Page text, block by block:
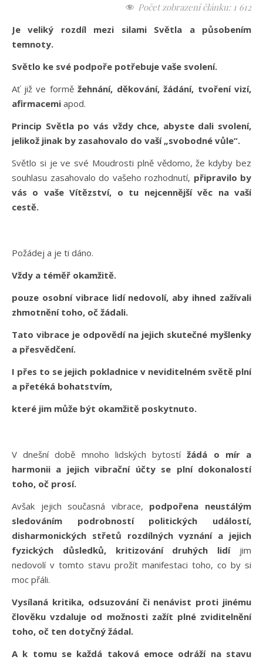
Počet zobrazení článku: 1 612
Je veliký rozdíl mezi silami Světla a působením
temnoty.
Světlo ke své podpoře potřebuje vaše svolení.
Ať již ve formě žehnání, děkování, žádání, tvoření vizí,
afirmacemi apod.
Princip Světla po vás vždy chce, abyste dali svolení,
jelikož jinak by zasahovalo do vaší „svobodné vůle“.
Světlo si je ve své Moudrosti plně vědomo, že kdyby bez
souhlasu zasahovalo do vašeho rozhodnutí, připravilo by
vás o vaše Vítězství, o tu nejcennější věc na vaší
cestě.
Požádej a je ti dáno.
Vždy a téměř okamžitě.
pouze osobní vibrace lidí nedovolí, aby ihned zažívali
zhmotnění toho, oč žádali.
Tato vibrace je odpovědí na jejich skutečné myšlenky
a přesvědčení.
I přes to se jejich pokladnice v neviditelném světě plní
a přetéká bohatstvím,
které jim může být okamžitě poskytnuto.
V dnešní době mnoho lidských bytostížádá o mír a
harmonii a jejich vibrační účty se plní dokonalostí
toho, oč prosí.
Avšak jejich současná vibrace, podpořena neustálým
sledováním podrobností politických událostí,
disharmonických střetů rozdílných vyznání a jejich
fyzických důsledků, kritizování druhých lidíjim
nedovolí v tomto stavu prožít manifestaci toho, co by si
moc přáli.
Vysílaná kritika, odsuzování či nenávist proti jinému
člověku vzdaluje od možnosti zažít plné zviditelnění
toho, oč ten dotyčný žádal.
A k tomu se každá taková emoce odráží na stavu